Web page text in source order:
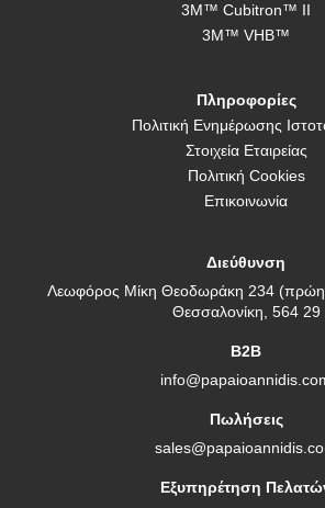
3M™ Cubitron™ II
3M™ VHB™
Πληροφορίες
Πολιτική Ενημέρωσης
Στοιχεία Εταιρείας
Πολιτική Cookies
Επικοινωνία
Διεύθυνση
Λεωφόρος Μίκη Θεοδωράκη 234
Θεσσαλονίκη, 564 29
B2B
Πωλήσεις
Εξυπηρέτηση